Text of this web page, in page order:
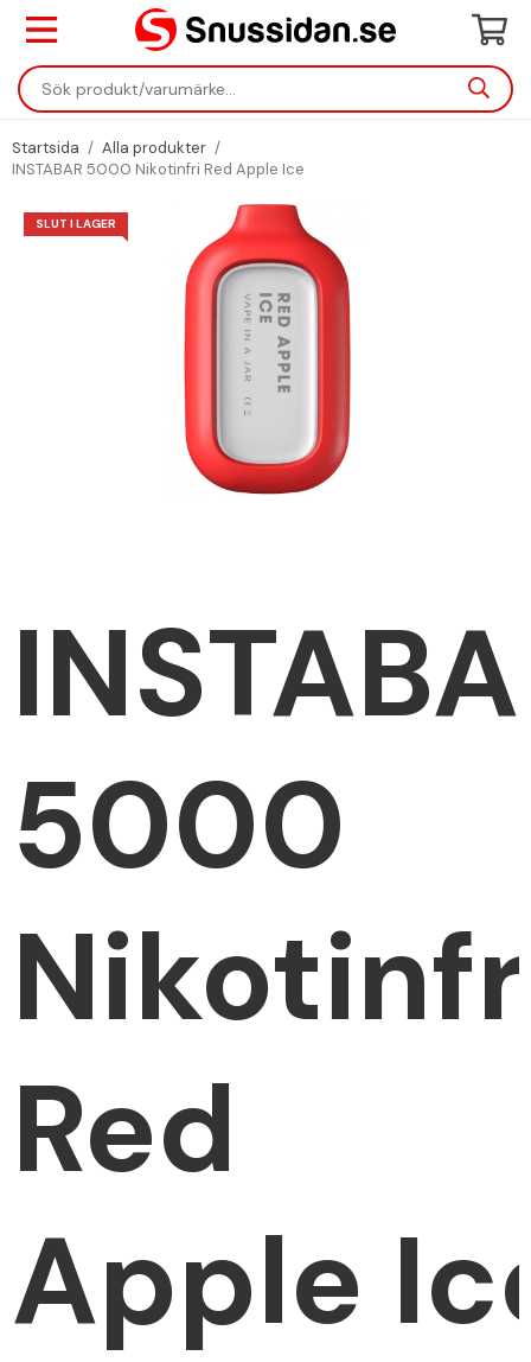
Startsida / Alla produkter /
INSTABAR 5000 Nikotinfri Red Apple Ice
SLUT I LAGER
5000
Red
Apple